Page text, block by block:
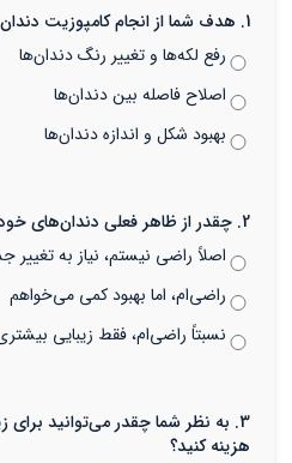
1. هدف شما از انجام کامپوزیت دندان چیست؟
رفع لکه‌ها و تغییر رنگ دندان‌ها
اصلاح فاصله بین دندان‌ها
بهبود شکل و اندازه دندان‌ها
2. چقدر از ظاهر فعلی دندان‌های خود راضی هستید؟
اصلاً راضی نیستم، نیاز به تغییر
راضی‌ام، اما بهبود کمی می‌خواهم
نسبتاً راضی‌ام، فقط زیبایی
3. به نظر شما چقدر می‌توانید برای
هزینه کنید؟